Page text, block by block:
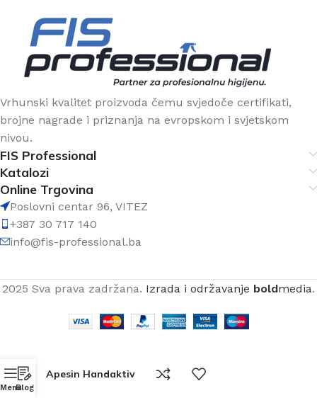
Vrhunski kvalitet proizvoda čemu svjedoče certifikati,
brojne nagrade i priznanja na evropskom i svjetskom
nivou.
FIS Professional
Katalozi
Online Trgovina
Poslovni centar 96, VITEZ
+387 30 717 140
info@fis-professional.ba
2025 Sva prava zadržana. Izrada i održavanje boldmedia.
Apesin Handaktiv
MenuBlog